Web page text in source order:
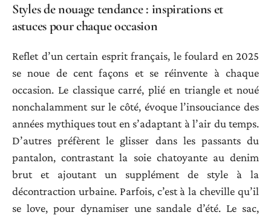
Styles de nouage tendance : inspirations et
astuces pour chaque occasion
Reflet d’un certain esprit français, le foulard en 2025
se noue de cent façons et se réinvente à chaque
occasion. Le classique carré, plié en triangle et noué
nonchalamment sur le côté, évoque l’insouciance des
années mythiques tout en s’adaptant à l’air du temps.
D’autres préfèrent le glisser dans les passants du
pantalon, contrastant la soie chatoyante au denim
brut et ajoutant un supplément de style à la
décontraction urbaine. Parfois, c’est à la cheville qu’il
se love, pour dynamiser une sandale d’été. Le sac,